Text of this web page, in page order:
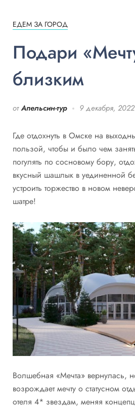
ЕДЕМ ЗА ГОРОД
Подари
близким
от Апельсин-тур 9 декабря, 2022
Где отдохнуть в Омске на
пользой, чтобы и было чем
погулять по сосновому бору,
вкусный шашлык в уединенной
устроить торжество в новом
шатре!
Волшебная «Мечта» вернулась,
возрождает мечту о статусном
отеля 4* звездам, меняя